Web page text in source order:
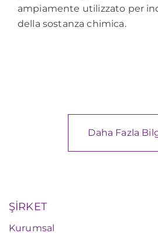
ampiamente utilizzato per
della sostanza chimica.
Daha Fazla
ŞİRKET
Kurumsal